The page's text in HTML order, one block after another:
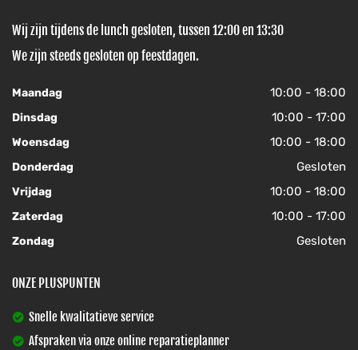
Wij zijn tijdens de lunch gesloten, tussen 12:00 en 13:30
We zijn steeds gesloten op feestdagen.
Maandag 10:00 - 18:00
Dinsdag 10:00 - 17:00
Woensdag 10:00 - 18:00
Donderdag Gesloten
Vrijdag 10:00 - 18:00
Zaterdag 10:00 - 17:00
Zondag Gesloten
ONZE PLUSPUNTEN
Snelle kwalitatieve service
Afspraken via onze online reparatieplanner